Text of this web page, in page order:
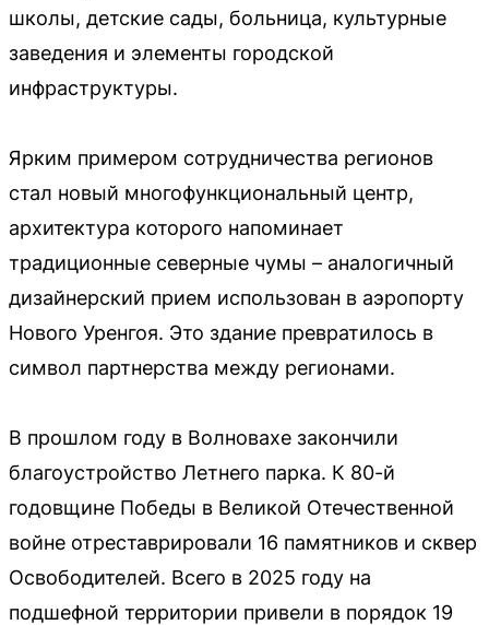
школы, детские сады, больница, культурные
заведения и элементы городской
инфраструктуры.
Ярким примером сотрудничества регионов
стал новый многофункциональный центр,
архитектура которого напоминает
традиционные северные чумы – аналогичный
дизайнерский прием использован в аэропорту
Нового Уренгоя. Это здание превратилось в
символ партнерства между регионами.
В прошлом году в Волновахе закончили
благоустройство Летнего парка. К 80-й
годовщине Победы в Великой Отечественной
войне отреставрировали 16 памятников и сквер
Освободителей. Всего в 2025 году на
подшефной территории привели в порядок 19